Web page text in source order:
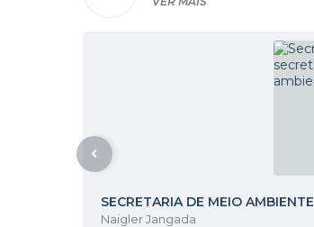
SECRETARIA DE MEIO AMBIENTE
Naigler Jangada